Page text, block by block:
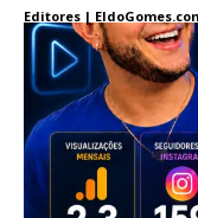
Editores |